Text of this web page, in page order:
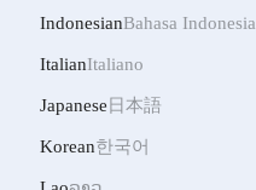
IndonesianBahasa Indonesia
ItalianItaliano
Japanese 日本語
Korean한국어